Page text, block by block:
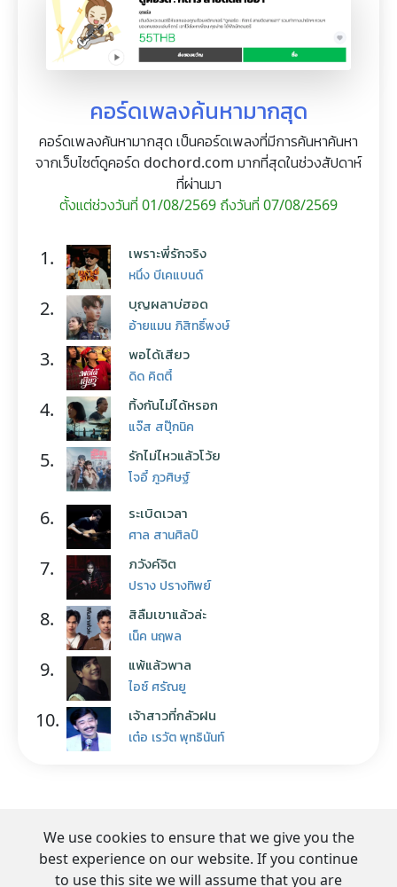
คอร์ดเพลงค้นหามากสุด
คอร์ดเพลงค้นหามากสุด เป็นคอร์ดเพลงที่มีการค้นหาค้นหา
จากเว็บไซต์ดูคอร์ด dochord.com มากที่สุดในช่วงสัปดาห์
ที่ผ่านมา
ตั้งแต่ช่วงวันที่ 01/08/2569 ถึงวันที่ 07/08/2569
1. เพราะพี่รักจริง
หนึ่ง บีเคแบนด์
2. บุญผลาบ่ฮอด
อ้ายแมน ภิสิทธิ์พงษ์
3. พอได้เสียว
ดิด คิตตี้
4. ทิ้งกันไม่ได้หรอก
แจ๊ส สปุ๊กนิค
5. รักไม่ไหวแล้วโว้ย
โจอี้ ภูวศิษฐ์
6. ระเบิดเวลา
ศาล สานศิลป์
7. ภวังค์จิต
ปราง ปรางทิพย์
8. สิลืมเขาแล้วล่ะ
เน็ค นฤพล
9. แพ้แล้วพาล
ไอซ์ ศรัณยู
10. เจ้าสาวที่กลัวฝน
เต๋อ เรวัต พุทธินันท์
We use cookies to ensure that we give you the
best experience on our website. If you continue
to use this site we will assume that you are